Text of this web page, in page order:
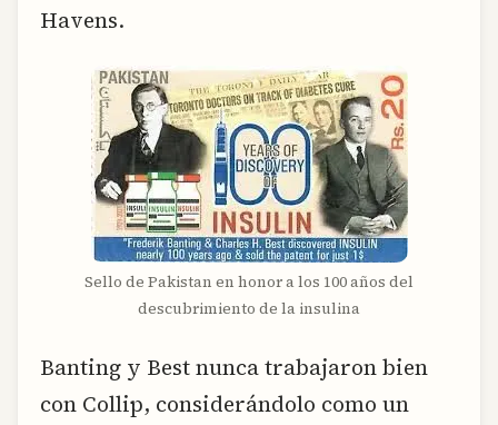
Havens.
Sello de Pakistan en honor a los 100 años del
descubrimiento de la insulina
Banting y Best nunca trabajaron bien
con Collip, considerándolo como un